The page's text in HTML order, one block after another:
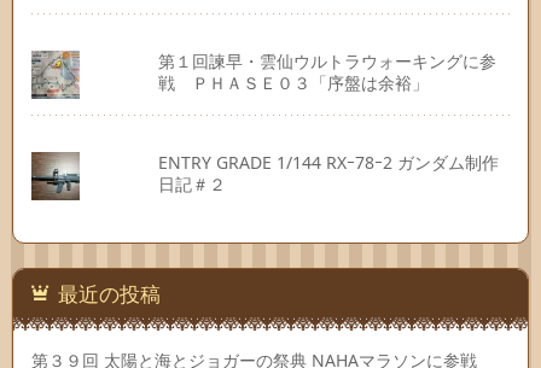
第１回諫早・雲仙ウルトラウォーキングに参
戦 ＰＨＡＳＥ０３「序盤は余裕」
ENTRY GRADE 1/144 RXｰ78ｰ2 ガンダム制作
日記＃２
最近の投稿
第３９回 太陽と海とジョガーの祭典 NAHAマラソンに参戦